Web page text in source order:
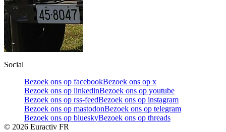
Social
Bezoek ons op facebookBezoek ons op x
Bezoek ons op linkedinBezoek ons op youtube
Bezoek ons op rss-feedBezoek ons op instagram
Bezoek ons op mastodonBezoek ons op telegram
Bezoek ons op blueskyBezoek ons op threads
© 2026 Euractiv FR